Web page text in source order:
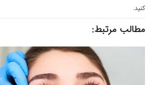
کنید.
مطالب مرتبط: